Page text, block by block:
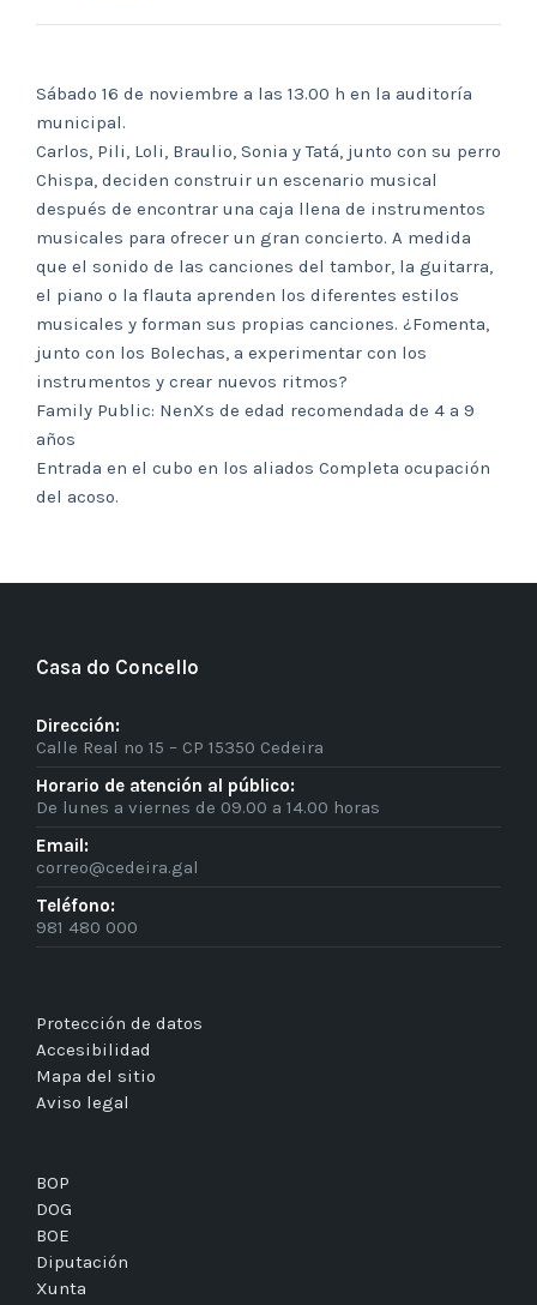
Sábado 16 de noviembre a las 13.00 h en la auditoría
municipal.
Carlos, Pili, Loli, Braulio, Sonia y Tatá, junto con su perro
Chispa, deciden construir un escenario musical
después de encontrar una caja llena de instrumentos
musicales para ofrecer un gran concierto. A medida
que el sonido de las canciones del tambor, la guitarra,
el piano o la flauta aprenden los diferentes estilos
musicales y forman sus propias canciones. ¿Fomenta,
junto con los Bolechas, a experimentar con los
instrumentos y crear nuevos ritmos?
Family Public: NenXs de edad recomendada de 4 a 9
años
Entrada en el cubo en los aliados Completa ocupación
del acoso.
Casa do Concello
Dirección:
Calle Real nº 15 – CP 15350 Cedeira
Horario de atención al público:
De lunes a viernes de 09.00 a 14.00 horas
Email:
correo@cedeira.gal
Teléfono:
981 480 000
Protección de datos
Accesibilidad
Mapa del sitio
Aviso legal
BOP
DOG
BOE
Diputación
Xunta